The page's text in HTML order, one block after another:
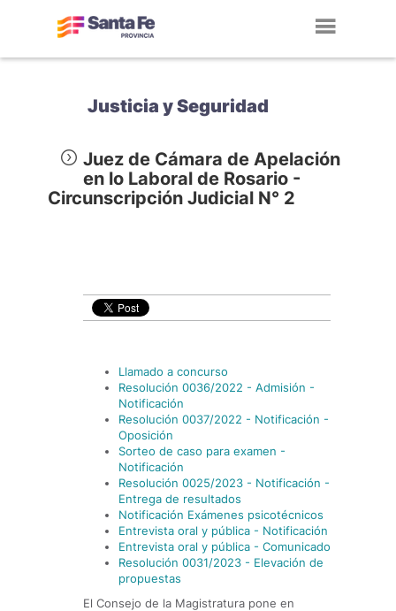
Justicia y Seguridad
Juez de Cámara de Apelación
en lo Laboral de Rosario -
Circunscripción Judicial N° 2
Llamado a concurso
Resolución 0036/2022 - Admisión -
Notificación
Resolución 0037/2022 - Notificación -
Oposición
Sorteo de caso para examen -
Notificación
Resolución 0025/2023 - Notificación -
Entrega de resultados
Notificación Exámenes psicotécnicos
Entrevista oral y pública - Notificación
Entrevista oral y pública - Comunicado
Resolución 0031/2023 - Elevación de
propuestas
El Consejo de la Magistratura pone en